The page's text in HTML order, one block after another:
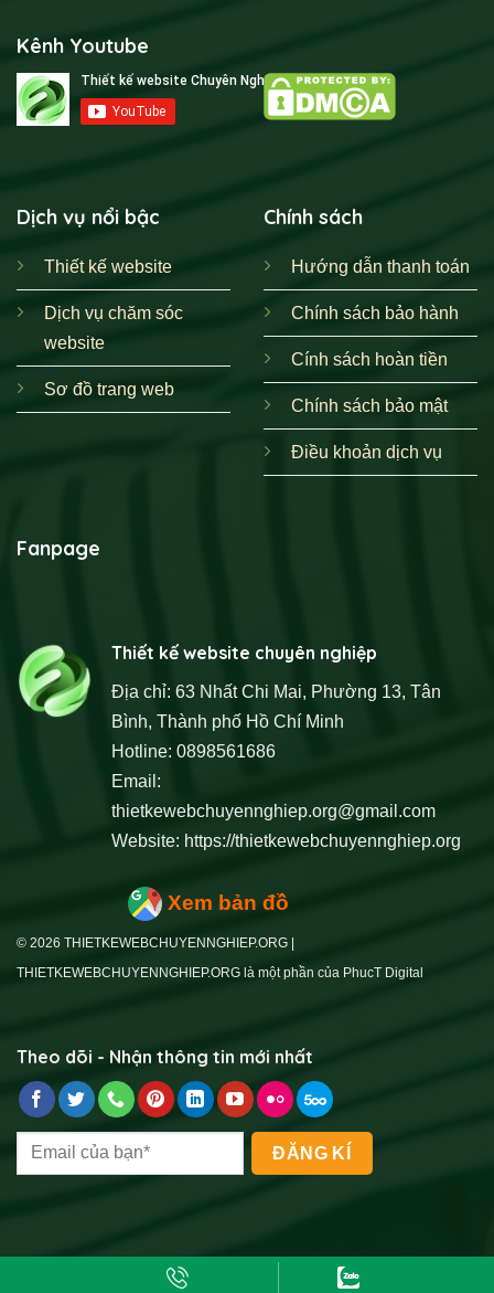
Kênh Youtube
Dịch vụ nổi bậc
Thiết kế website
Dịch vụ chăm sóc
website
Sơ đồ trang web
Chính sách
Hướng dẫn thanh toán
Chính sách bảo hành
Cính sách hoàn tiền
Chính sách bảo mật
Điều khoản dịch vụ
Fanpage
Thiết kế website chuyên nghiệp
Địa chỉ: 63 Nhất Chi Mai, Phường 13, Tân
Bình, Thành phố Hồ Chí Minh
Hotline: 0898561686
Email:
thietkewebchuyennghiep.org@gmail.com
Website: https://thietkewebchuyennghiep.org
Xem bản đồ
© 2026 THIETKEWEBCHUYENNGHIEP.ORG |
THIETKEWEBCHUYENNGHIEP.ORG là một phần của PhucT Digital
Theo dõi - Nhận thông tin mới nhất